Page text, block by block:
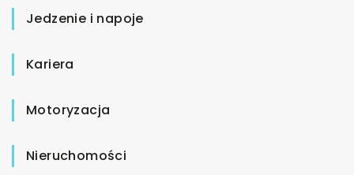
Jedzenie i napoje
Kariera
Motoryzacja
Nieruchomości